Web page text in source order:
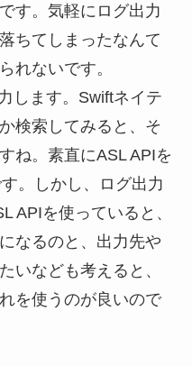
す。気軽にログ出力
ちてしまったなんて
れないです。
します。Swiftネイテ
検索してみると、そ
ね。素直にASL APIを
。しかし、ログ出力
APIを使っていると、
なるのと、出力先や
いなども考えると、
を使うのが良いので